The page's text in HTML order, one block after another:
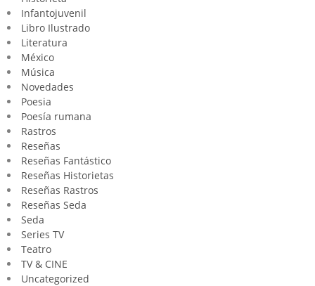
Infantojuvenil
Libro Ilustrado
Literatura
México
Música
Novedades
Poesia
Poesía rumana
Rastros
Reseñas
Reseñas Fantástico
Reseñas Historietas
Reseñas Rastros
Reseñas Seda
Seda
Series TV
Teatro
TV & CINE
Uncategorized